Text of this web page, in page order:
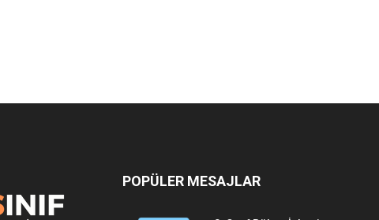
POPÜLER MESAJLAR